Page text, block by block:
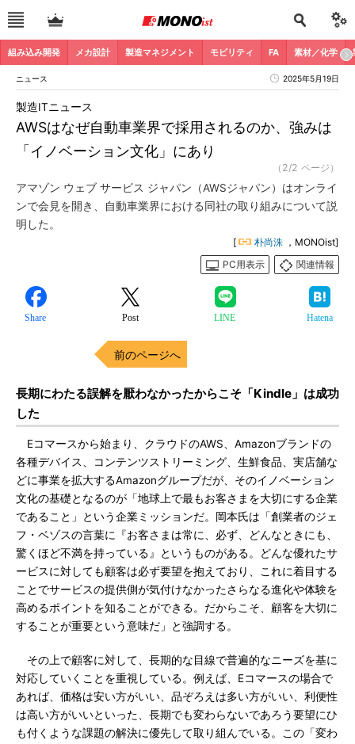
組み込み開発 メカ設計 製造マネジメント モビリティ FA 素材／化学
ニュース 2025年5月19日
AWSはなぜ自動車業界で採用されるのか、強みは
「イノベーション文化」にあり
製造ITニュース
（2/2 ページ）
アマゾン ウェブ サービス ジャパン（AWSジャパン）はオンライ
ンで会見を開き、自動車業界における同社の取り組みについて説
明した。
[ 朴尚洙 ，MONOist]
PC用表示
関連情報
Share Post LINE Hatena
前のページへ
長期にわたる誤解を厭わなかったからこそ「Kindle」は成功
した
Eコマースから始まり、クラウドのAWS、Amazonブランドの
各種デバイス、コンテンツストリーミング、生鮮食品、実店舗な
どに事業を拡大するAmazonグループだが、そのイノベーション
文化の基礎となるのが「地球上で最もお客さまを大切にする企業
であること」という企業ミッションだ。岡本氏は「創業者のジェ
フ・ベゾスの言葉に『お客さまは常に、必ず、どんなときにも、
驚くほど不満を持っている』というものがある。どんな優れたサ
ービスに対しても顧客は必ず要望を抱えており、これに着目する
ことでサービスの提供側が気付けなかったさらなる進化や体験を
高めるポイントを知ることができる。だからこそ、顧客を大切に
することが重要という意味だ」と強調する。
その上で顧客に対して、長期的な目線で普遍的なニーズを基に
対応していくことを重視している。例えば、Eコマースの場合で
あれば、価格は安い方がいい、品ぞろえは多い方がいい、利便性
は高い方がいいといった、長期でも変わらないであろう要望にひ
も付くような課題の解決に優先して取り組んでいる。この「変わ